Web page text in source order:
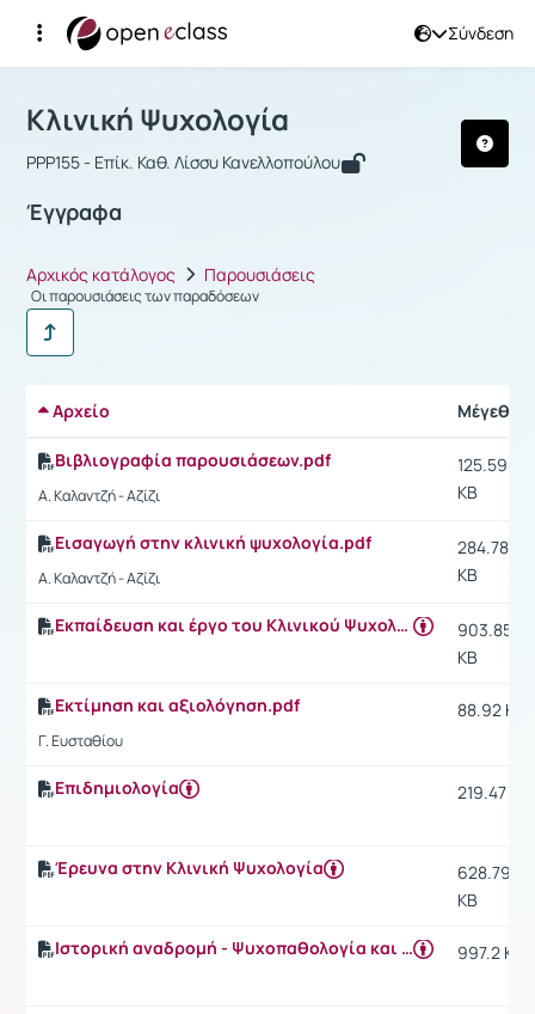
Σύνδεση
Αρχική Σελίδα
Μάθημα : Κλινική Ψυχολογία
Κλινική Ψυχολογία
PPP155 - Επίκ. Καθ. Λίσσυ Κανελλοπούλου
Έγγραφα
Αρχικός κατάλογος Παρουσιάσεις
Οι παρουσιάσεις των παραδόσεων
Αρχείο Μέγεθος
Βιβλιογραφία παρουσιάσεων.pdf
Α. Καλαντζή - Αζίζι
125.59
KB
Εισαγωγή στην κλινική ψυχολογία.pdf
Α. Καλαντζή - Αζίζι
284.78
KB
Εκπαίδευση και έργο του Κλινικού Ψυχολόγου
903.85
KB
Εκτίμηση και αξιολόγηση.pdf
Γ. Ευσταθίου
88.92 KB
Επιδημιολογία 219.47 KB
Έρευνα στην Κλινική Ψυχολογία
628.79
KB
Ιστορική αναδρομή - Ψυχοπαθολογία και αποκλίνουσα συμπεριφορά 997.2 KB